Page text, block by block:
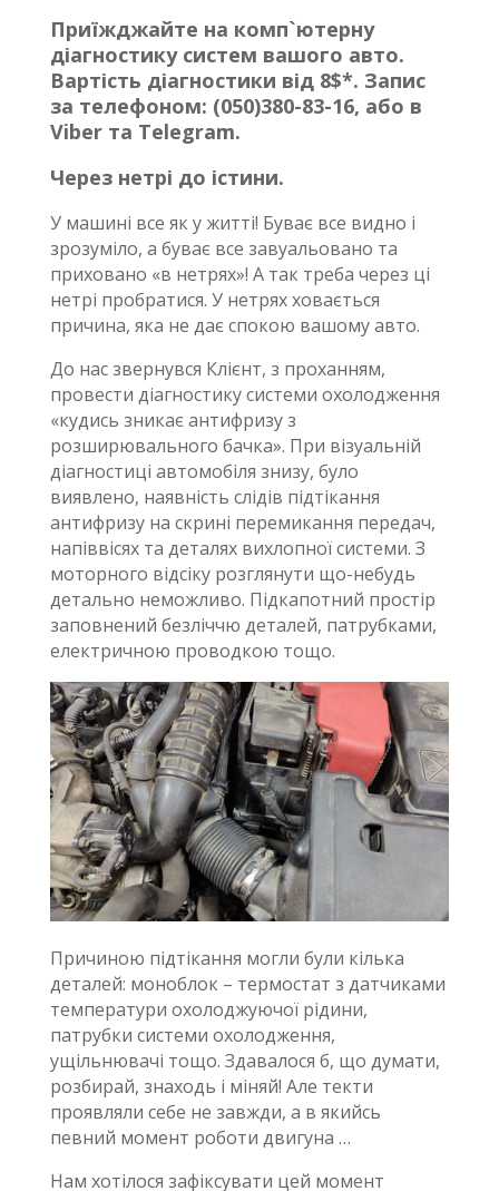
Приїжджайте на комп`ютерну
діагностику систем вашого авто.
Вартість діагностики від 8$*. Запис
за телефоном: (050)380-83-16, або в
Viber та Telegram.
Через нетрі до істини.
У машині все як у житті! Буває все видно і
зрозуміло, а буває все завуальовано та
приховано «в нетрях»! А так треба через ці
нетрі пробратися. У нетрях ховається
причина, яка не дає спокою вашому авто.
До нас звернувся Клієнт, з проханням,
провести діагностику системи охолодження
«кудись зникає антифризу з
розширювального бачка». При візуальній
діагностиці автомобіля знизу, було
виявлено, наявність слідів підтікання
антифризу на скрині перемикання передач,
напіввісях та деталях вихлопної системи. З
моторного відсіку розглянути що-небудь
детально неможливо. Підкапотний простір
заповнений безліччю деталей, патрубками,
електричною проводкою тощо.
Причиною підтікання могли були кілька
деталей: моноблок – термостат з датчиками
температури охолоджуючої рідини,
патрубки системи охолодження,
ущільнювачі тощо. Здавалося б, що думати,
розбирай, знаходь і міняй! Але текти
проявляли себе не завжди, а в якийсь
певний момент роботи двигуна …
Нам хотілося зафіксувати цей момент